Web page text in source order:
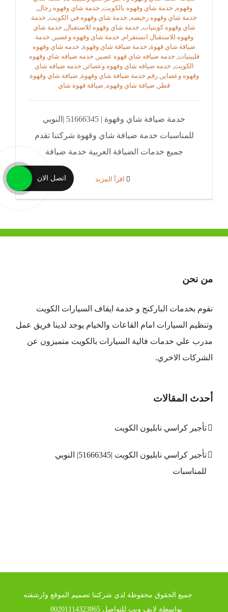
وقهوه خدمة شاي وقهوه بالكويت خدمة شاي وقهوه رجال
خدمة شاي وقهوه رخيصه خدمة شاي وقهوه في الكويت خدمة
شاي وقهوه كويتيات خدمة شاي وقهوه للاستقبال خدمة شاي
وقهوه للاستقبال انستقرام خدمة شاي وقهوه وعصير
خدمة
ضيافة شاي قهوة خدمة ضيافة شاي وقهوة خدمه شاي وقهوه
فلبينيات خدمه ضيافه شاي قهوه عصير
خدمه ضيافه شاي وقهوه
الكويت خدمه ضيافه شاي وقهوه وعصائر
خدمه ضيافه شاي
وقهوه وعصاير
,رقم خدمة ضيافة شاي وقهوة ضيافة شاي وقهوة
قطر
ضيافة شاي وقهوه ضيافة قهوة شاي
خدمة ضيافة شاي وقهوة | 51666345 |النوبي
للمناسبات خدمة ضيافة شاي وقهوة شركتنا تقدم
جميع خدمات الضيافة العربية خدمة ضيافة
من نحن
نقوم بخدمات الباركنج و خدمة ايقاف السيارات الكويت
وتنظيم السيارات امام القاعات والخيام يوجد لدينا فريق عمل
مدرب علي خدمات فالية السيارات بالكويت متميزون عن
الشركات الاخري.
أحدث المقالات
تأجير كراسي نابليون الكويت
تأجير كراسي نابليون الكويت |51666345| النوبي
للمناسبات
جميع الحقوق محفوظة لدي شركتنا تصميم الموقع وارشفته
بواسطة لايف ويب للتواصل00201114323865
اتصل الان